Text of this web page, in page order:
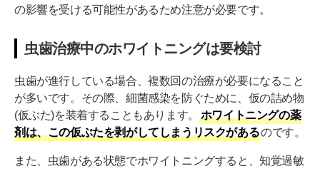
の影響を受ける可能性があるため注意が必要です。
虫歯治療中のホワイトニングは要検討
虫歯が進行している場合、複数回の治療が必要になること
が多いです。その際、細菌感染を防ぐために、仮の詰め物
(仮ぶた)を装着することもあります。
ホワイトニングの薬
剤は、この仮ぶたを剥がしてしまうリスクがあるのです。
また、虫歯がある状態でホワイトニングすると、知覚過敏